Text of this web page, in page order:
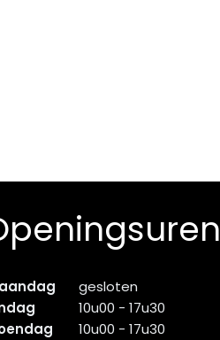
gesloten
10u00 - 17u30
10u00 - 17u30